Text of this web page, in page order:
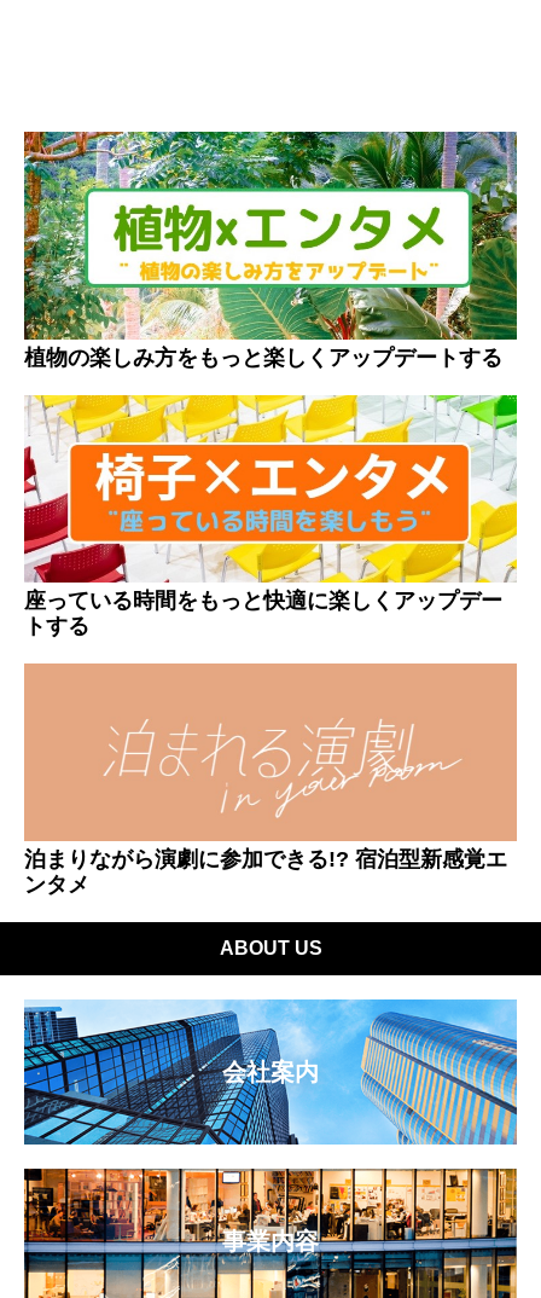
植物の楽しみ方をもっと楽しくアップデートする
座っている時間をもっと快適に楽しくアップデー
トする
泊まりながら演劇に参加できる!? 宿泊型新感覚エ
ンタメ
ABOUT US
会社案内
事業内容